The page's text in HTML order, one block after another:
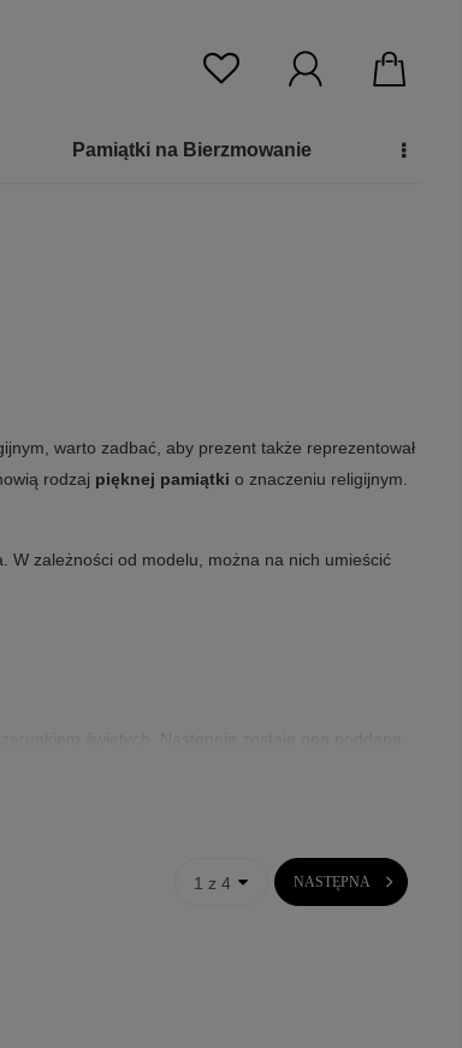
Pamiątki na Bierzmowanie
warto zadbać, aby prezent także reprezentował
rodzaj pięknej pamiątki o znaczeniu religijnym.
W zależności od modelu, można na nich umieścić
świętych. Następnie zostaje ona poddana
w wielu kształtach np. serca, owalu, kwadratu
1 z 4 NASTĘPNA